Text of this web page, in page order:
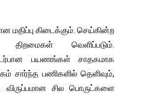
மதிப்பு கிடைக்கும். செய்கின்ற
திறமைகள் வெளிப்படும்.
பயணங்கள் சாதகமாக
சார்ந்த பணிகளில் தெளிவும்,
விருப்பமான சில பொருட்களை